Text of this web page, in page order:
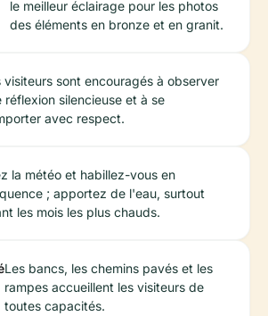
le meilleur éclairage pour les photos
des éléments en bronze et en granit.
visiteurs sont encouragés à observer
réflexion silencieuse et à se
avec respect.
la météo et habillez-vous en
; apportez de l'eau, surtout
les mois les plus chauds.
Les bancs, les chemins pavés et les
rampes accueillent les visiteurs de
toutes capacités.